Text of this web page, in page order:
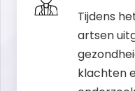
Tijdens
artsen
klachten